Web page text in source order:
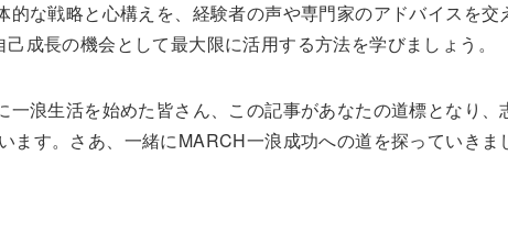
な戦略と心構えを、経験者の声や専門家のアドバイスを交
成長の機会として最大限に活用する方法を学びましょう。
浪生活を始めた皆さん、この記事があなたの道標となり、
ます。さあ、一緒にMARCH一浪成功への道を探っていきま